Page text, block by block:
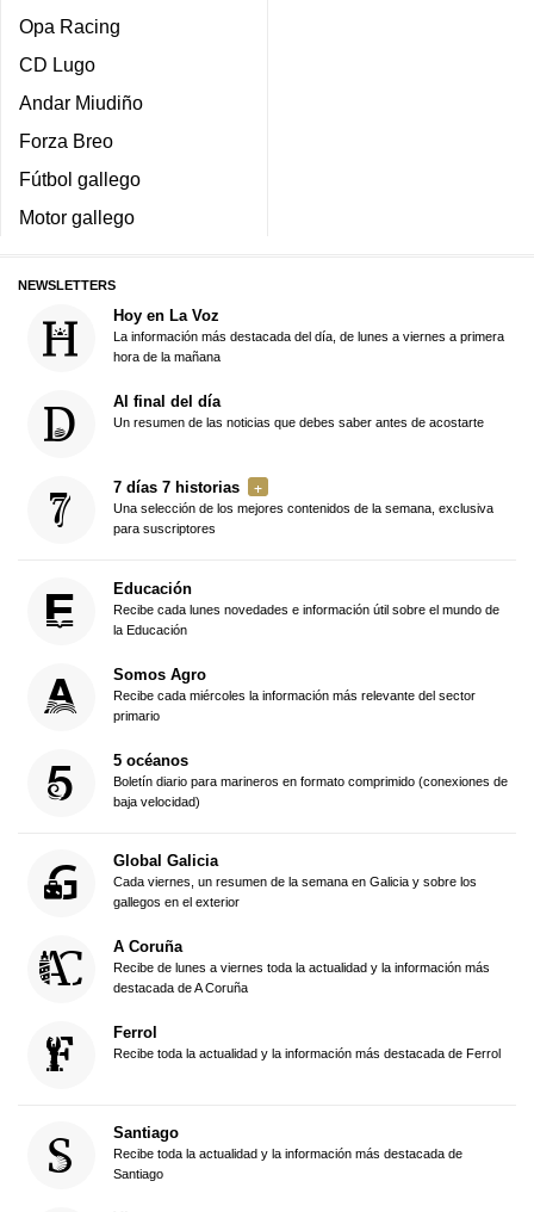
Opa Racing
CD Lugo
Andar Miudiño
Forza Breo
Fútbol gallego
Motor gallego
NEWSLETTERS
Hoy en La Voz
La información más destacada del día, de lunes a viernes a primera
hora de la mañana
Al final del día
Un resumen de las noticias que debes saber antes de acostarte
7 días 7 historias
Una selección de los mejores contenidos de la semana, exclusiva
para suscriptores
Educación
Recibe cada lunes novedades e información útil sobre el mundo de
la Educación
Somos Agro
Recibe cada miércoles la información más relevante del sector
primario
5 océanos
Boletín diario para marineros en formato comprimido (conexiones de
baja velocidad)
Global Galicia
Cada viernes, un resumen de la semana en Galicia y sobre los
gallegos en el exterior
A Coruña
Recibe de lunes a viernes toda la actualidad y la información más
destacada de A Coruña
Ferrol
Recibe toda la actualidad y la información más destacada de Ferrol
Santiago
Recibe toda la actualidad y la información más destacada de
Santiago